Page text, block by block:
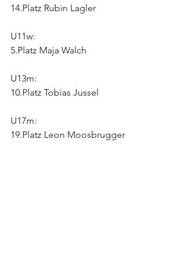
14.Platz Rubin Lagler
U11w:
5.Platz Maja Walch
U13m:
10.Platz Tobias Jussel
U17m:
19.Platz Leon Moosbrugger